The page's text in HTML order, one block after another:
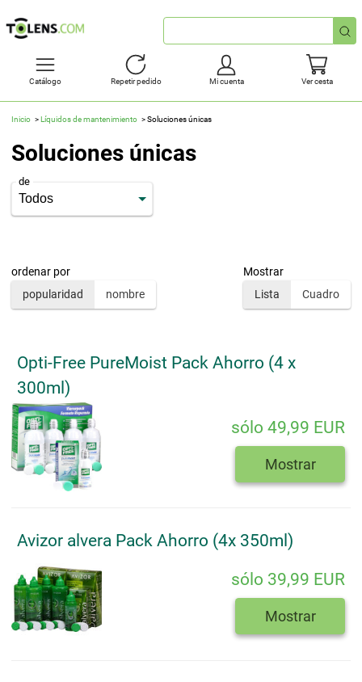
Búsqueda
rápida
Catálogo Repetir pedido Mi cuenta Ver cesta
Inicio Líquidos de mantenimiento Soluciones únicas
Soluciones únicas
de
ordenar por
popularidad
nombre
Mostrar
Lista
Cuadro
Opti-Free PureMoist Pack Ahorro (4 x
300ml)
sólo 49,99 EUR
Mostrar
Avizor alvera Pack Ahorro (4x 350ml)
sólo 39,99 EUR
Mostrar